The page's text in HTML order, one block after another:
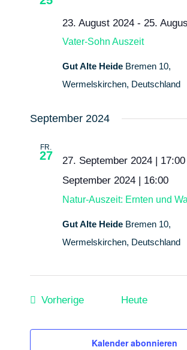
23. August 2024- 25.
Vater-Sohn Auszeit
Gut Alte Heide Bremen 10,
Wermelskirchen, Deutschland
September 2024
FR.
27 27. September 2024 | 17:00
September 2024 | 16:00
Natur-Auszeit: Ernten und
Gut Alte Heide Bremen 10,
Wermelskirchen, Deutschland
VorherigeVeranstaltungen
Heute
Kalender abonnieren